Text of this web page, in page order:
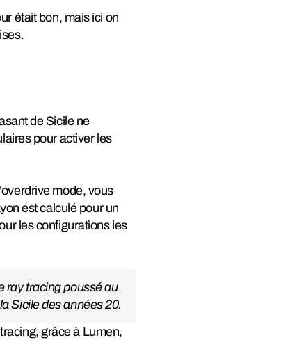
était bon, mais ici on
de Sicile ne
pour activer les
mode, vous
est calculé pour un
les configurations les
ray tracing poussé au
Sicile des années 20.
grâce à Lumen,